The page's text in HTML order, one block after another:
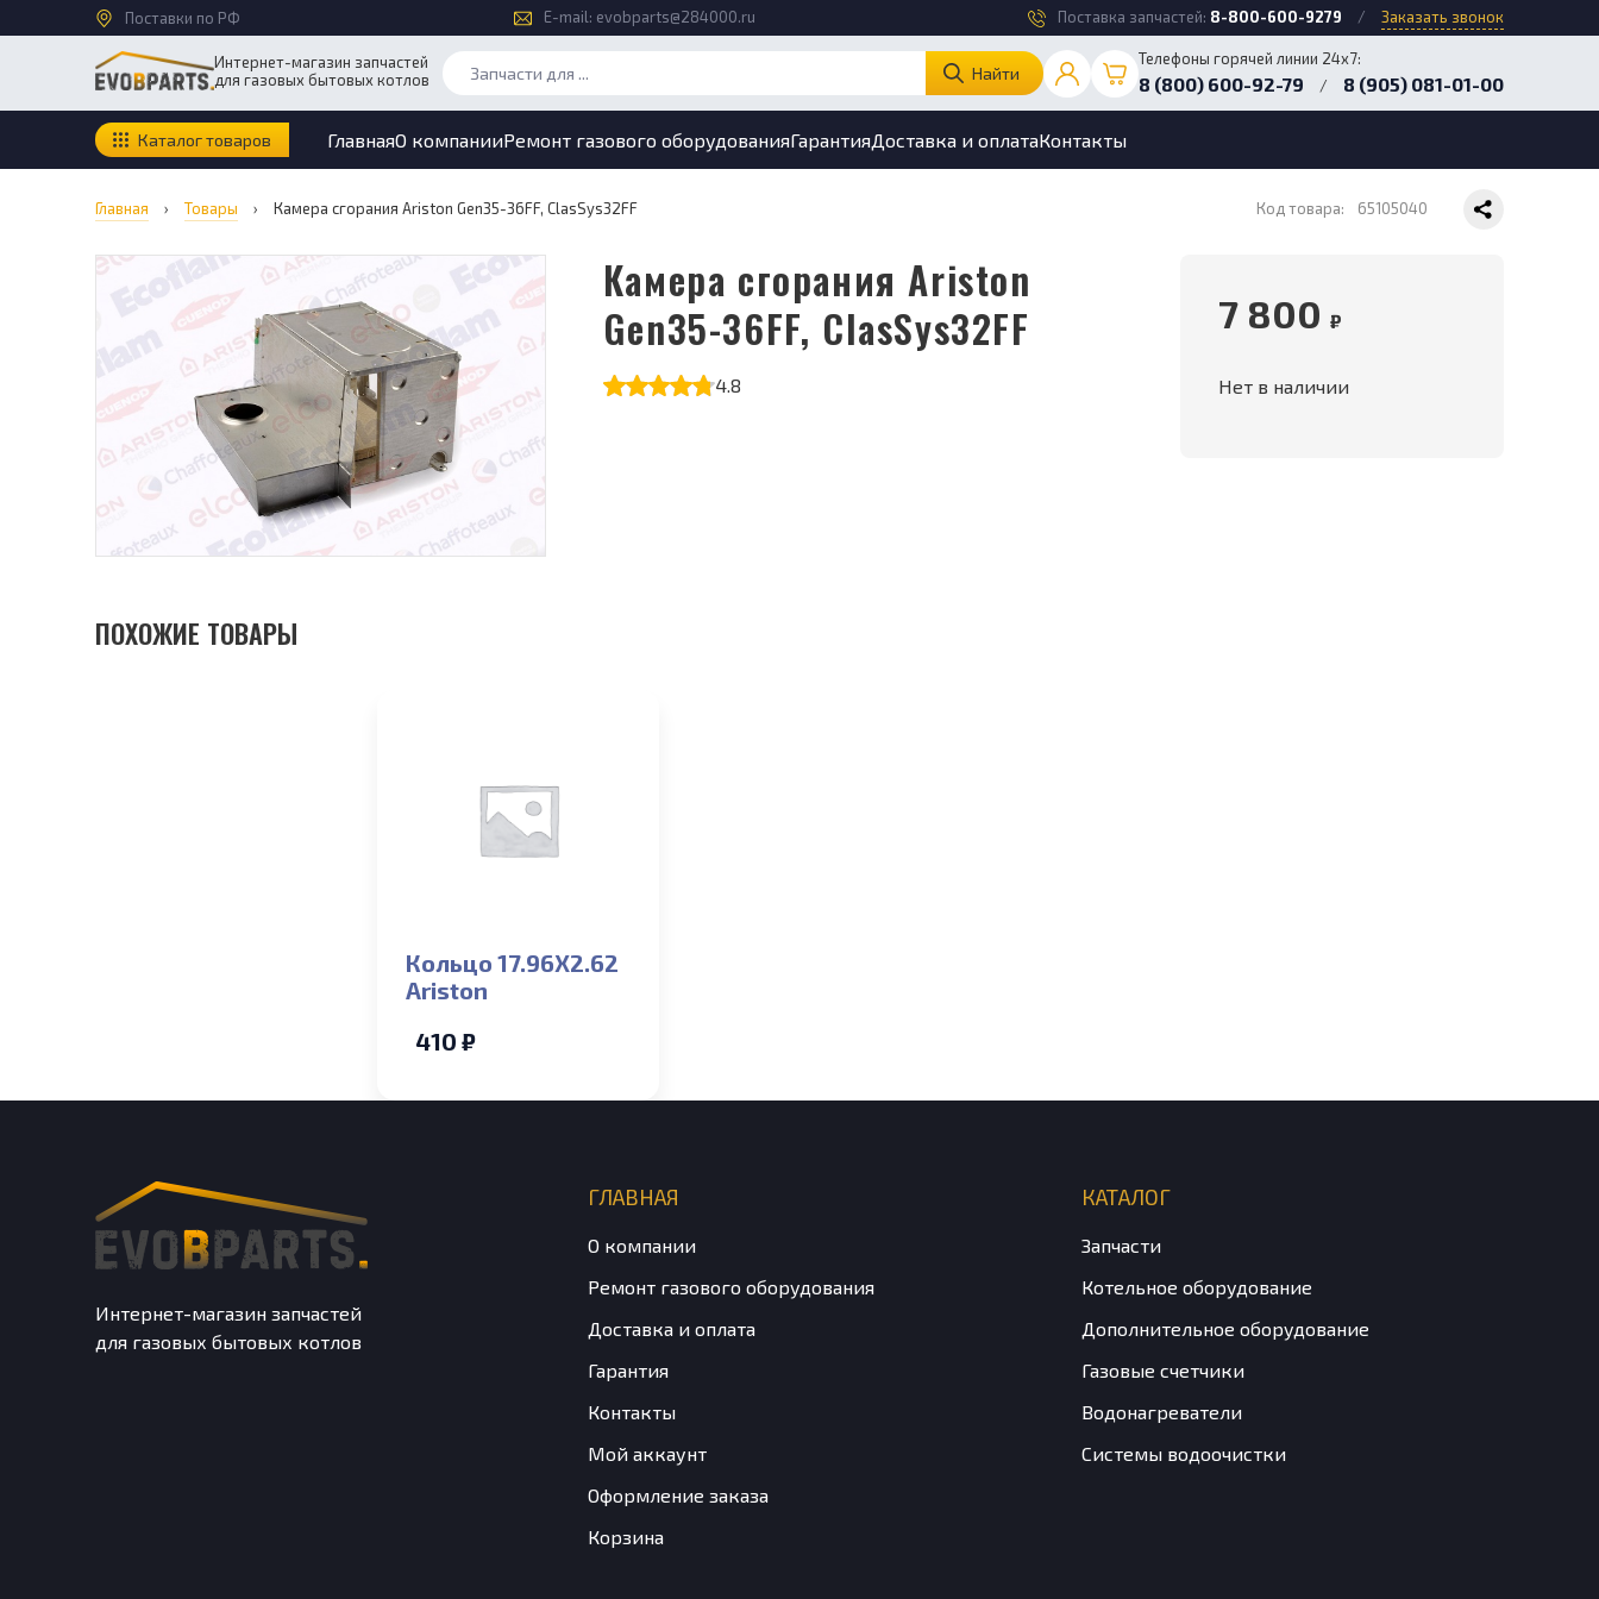
Поставки по РФ E-mail: evobparts@284000.ru Поставка запчастей: 8-800-600-9279 / Заказать звонок
Интернет-магазин запчастей
для газовых бытовых котлов
Найти
Телефоны горячей линии 24х7:
8 (800) 600-92-79 / 8 (905) 081-01-00
Каталог товаров ГлавнаяО компанииРемонт газового оборудованияГарантияДоставка и оплатаКонтакты
Главная › Товары › Камера сгорания Ariston Gen35-36FF, ClasSys32FF Код товара: 65105040
Камера сгорания Ariston
Gen35-36FF, ClasSys32FF
4.8
7 800 ₽
Нет в наличии
ПОХОЖИЕ ТОВАРЫ
Кольцо 17.96X2.62
Ariston
410 ₽
Интернет-магазин запчастей
для газовых бытовых котлов
ГЛАВНАЯ
О компании
Ремонт газового оборудования
Доставка и оплата
Гарантия
Контакты
Мой аккаунт
Оформление заказа
Корзина
КАТАЛОГ
Запчасти
Котельное оборудование
Дополнительное оборудование
Газовые счетчики
Водонагреватели
Системы водоочистки